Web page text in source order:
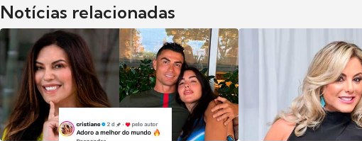
Notícias relacionadas